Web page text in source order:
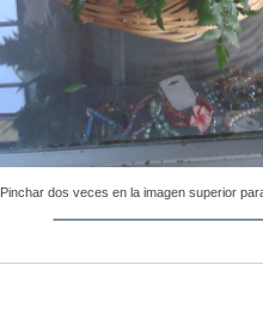
Pinchar dos veces en la imagen superior